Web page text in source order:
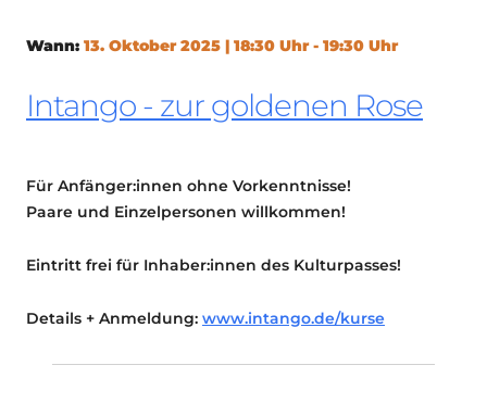
Wann: 13. Oktober 2025 | 18:30 Uhr - 19:30 Uhr
Intango - zur goldenen Rose
Für Anfänger:innen ohne Vorkenntnisse!
Paare und Einzelpersonen willkommen!
Eintritt frei für Inhaber:innen des Kulturpasses!
Details + Anmeldung: www.intango.de/kurse